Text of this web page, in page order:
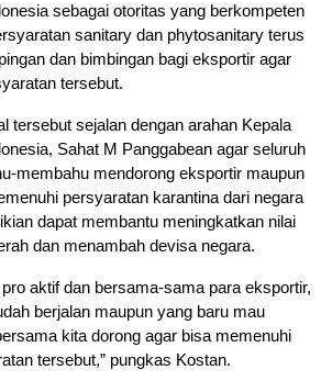
sebagai otoritas yang berkompeten
sanitary dan phytosanitary terus
dan bimbingan bagi eksportir agar
tersebut.
tersebut sejalan dengan arahan Kepala
Sahat M Panggabean agar seluruh
membahu mendorong eksportir maupun
persyaratan karantina dari negara
dapat membantu meningkatkan nilai
dan menambah devisa negara.
aktif dan bersama-sama para eksportir,
berjalan maupun yang baru mau
kita dorong agar bisa memenuhi
tersebut,” pungkas Kostan.